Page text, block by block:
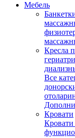
Мебель
Кресла
Все
Кровати